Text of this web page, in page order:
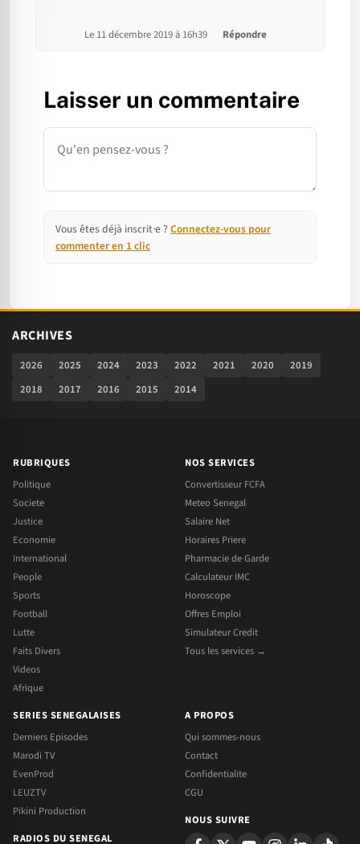
Le 11 décembre 2019 à 16h39 Répondre
Laisser un commentaire
Commentaire
Vous êtes déjà inscrit·e ? Connectez-vous pour
commenter en 1 clic
ARCHIVES
2026 2025 2024 2023 2022 2021 2020
2019
2018
2017 2016 2015 2014
RUBRIQUES
Politique
Societe
Justice
Economie
International
People
Sports
Football
Lutte
Faits Divers
Videos
Afrique
NOS SERVICES
Convertisseur FCFA
Meteo Senegal
Salaire Net
Horaires Priere
Pharmacie de Garde
Calculateur IMC
Horoscope
Offres Emploi
Simulateur Credit
Tous les services →
SERIES SENEGALAISES
Derniers Episodes
Marodi TV
EvenProd
LEUZTV
Pikini Production
RADIOS DU SENEGAL
A PROPOS
Qui sommes-nous
Contact
Confidentialite
CGU
NOUS SUIVRE